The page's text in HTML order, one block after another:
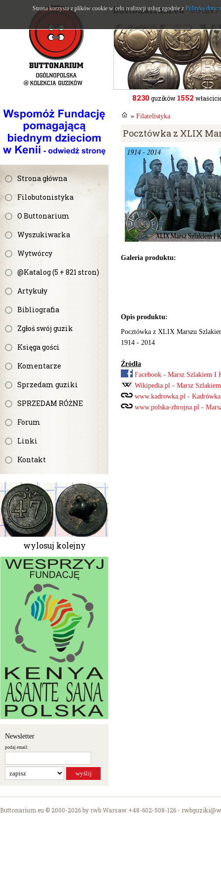
Strona główna
Filobutonistyka
O Buttonarium
Wyszukiwarka
Wytwórcy
@Katalog (5 + 821 stron)
Artykuły
Bibliografia
Zgłoś swój guzik
Księga gości
Komentarze
Sprzedam guziki
SPRZEDAM RÓŻNE
Forum
Linki
Kontakt
wylosuj kolejny
Newsletter
podaj email:
buttonarium.eu- Strona
8230 guzików 1552
» Filatelistyka
Pocztówka z XLIX
Galeria produktu:
Opis produktu:
Pocztówka z XLIX Marszu
1914 - 2014
Źródła
Facebook - Marsz Szlakiem
Wikipedia.pl - Marsz
www.kadrowka.pl - Kadrówka
www.polska-zbrojna.pl -
Buttonarium.eu © 2000-2026 by rwb Warsaw +48-602-508-126 -
Strona korzysta z plików cookie w celu realizacji usług zgodnie z Polityką